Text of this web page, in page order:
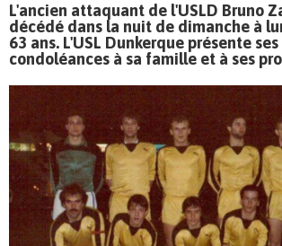
L'ancien attaquant de l'USLD Bruno
décédé dans la nuit de dimanche à
63 ans. L'USL Dunkerque présente
condoléances à sa famille et à ses